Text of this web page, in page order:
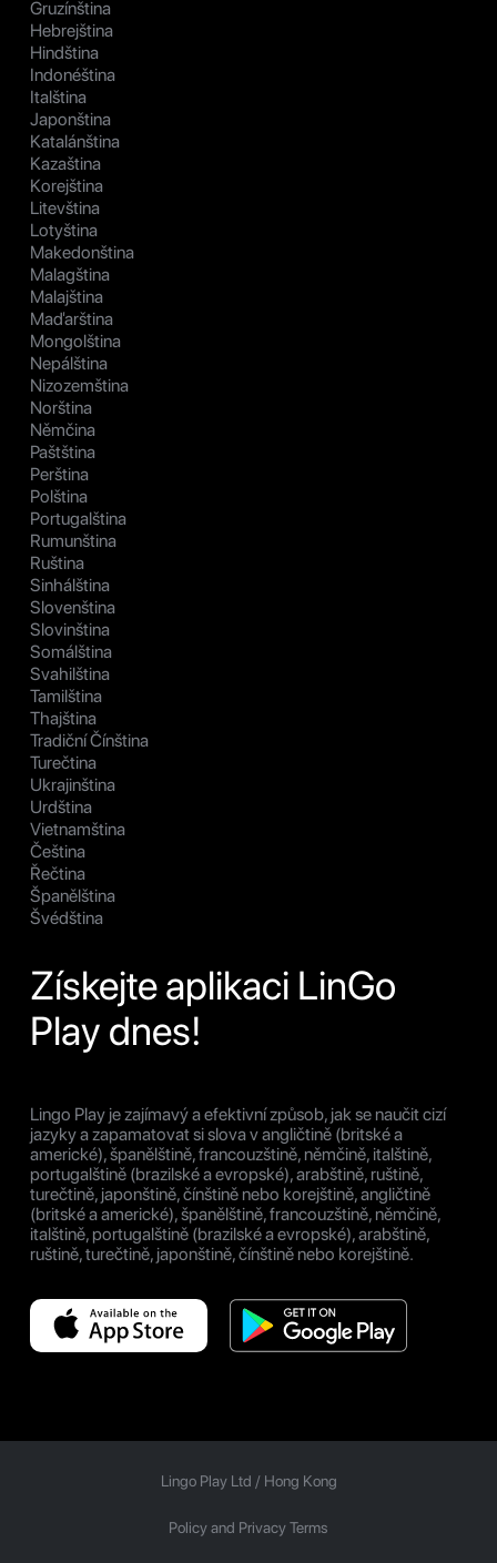
Gruzínština
Hebrejština
Hindština
Indonéština
Italština
Japonština
Katalánština
Kazaština
Korejština
Litevština
Lotyština
Makedonština
Malagština
Malajština
Maďarština
Mongolština
Nepálština
Nizozemština
Norština
Němčina
Paštština
Perština
Polština
Portugalština
Rumunština
Ruština
Sinhálština
Slovenština
Slovinština
Somálština
Svahilština
Tamilština
Thajština
Tradiční Čínština
Turečtina
Ukrajinština
Urdština
Vietnamština
Čeština
Řečtina
Španělština
Švédština
Získejte aplikaci LinGo
Play dnes!
Lingo Play je zajímavý a efektivní způsob, jak se naučit cizí
jazyky a zapamatovat si slova v angličtině (britské a
americké), španělštině, francouzštině, němčině, italštině,
portugalštině (brazilské a evropské), arabštině, ruštině,
turečtině, japonštině, čínštině nebo korejštině, angličtině
(britské a americké), španělštině, francouzštině, němčině,
italštině, portugalštině (brazilské a evropské), arabštině,
ruštině, turečtině, japonštině, čínštině nebo korejštině.
Lingo Play Ltd / Hong Kong
Policy and Privacy Terms